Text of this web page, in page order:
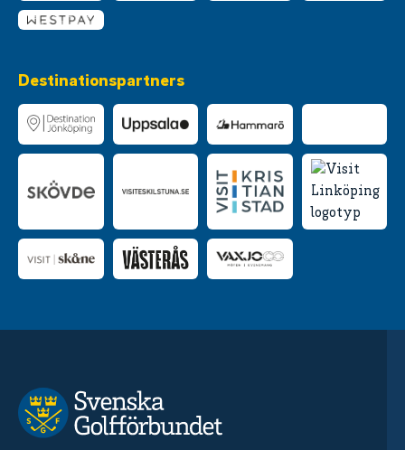
Destinationspartners